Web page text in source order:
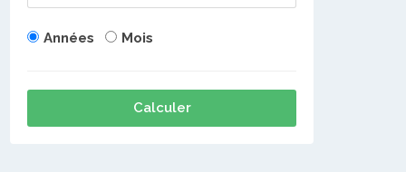
Années Mois
Calculer